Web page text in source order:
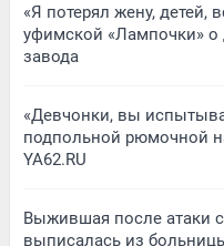
«Я потерял жену, детей,
уфимской «Лампочки» о
завода
«Девчонки, вы
подпольной рюмочной
YA62.RU
Выжившая после атаки
выписалась из